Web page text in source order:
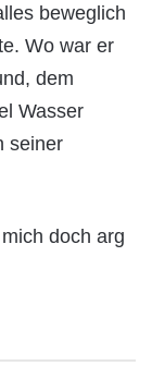
beweglich
Wo war er
dem
Wasser
seiner
doch arg